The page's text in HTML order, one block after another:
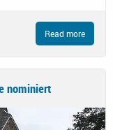
Read more
nominiert